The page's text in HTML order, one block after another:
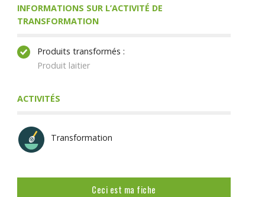
INFORMATIONS SUR L’ACTIVITÉ DE
TRANSFORMATION
Produits transformés :
Produit laitier
ACTIVITÉS
Transformation
Ceci est ma fiche